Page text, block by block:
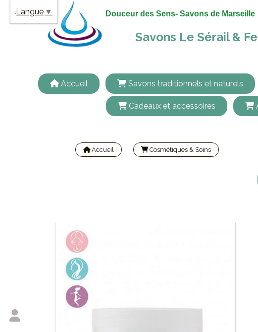
Douceur des Sens- Savons de Marseille
Savons Le Sérail &
Accueil Savons traditionnels et naturels
Cadeaux et accessoires
Accueil Cosmétiques & Soins
Langue ▼
Panneau de gestion des cookies